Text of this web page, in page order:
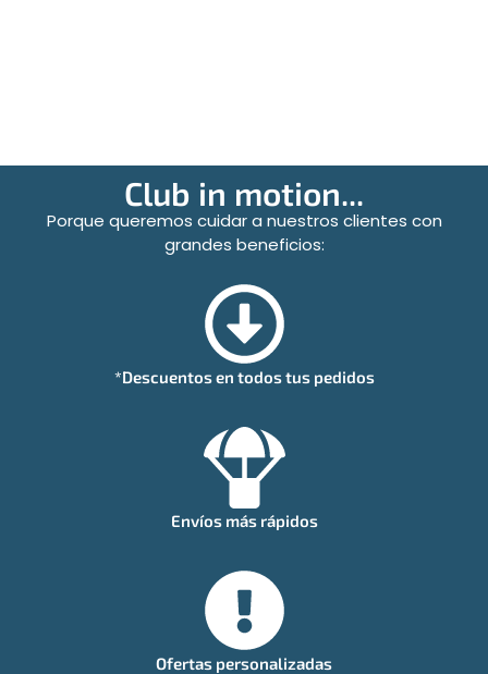
Club in motion...
Porque queremos cuidar a nuestros clientes con
grandes beneficios:
*Descuentos en todos tus pedidos
Envíos más rápidos
Ofertas personalizadas